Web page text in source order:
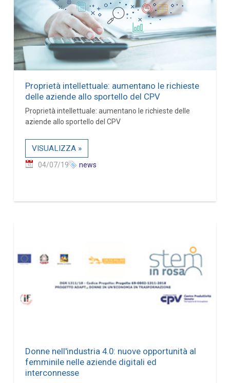
Proprietà intellettuale: aumentano le richieste
delle aziende allo sportello del CPV
Proprietà intellettuale: aumentano le richieste delle
aziende allo sportello del CPV
VISUALIZZA »
04/07/19 news
Donne nell'industria 4.0: nuove opportunità al
femminile nelle aziende digitali ed
interconnesse